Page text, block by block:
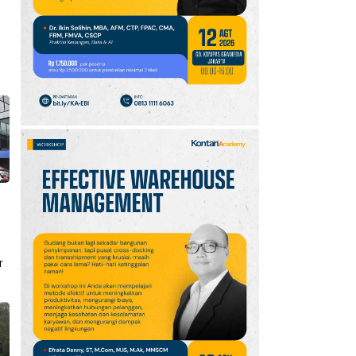
10 Intip Prakiraan Cuaca
Sumsel Kamis (6/8):
Hujan Ringan
Mendominasi, Siapkan
Payung!